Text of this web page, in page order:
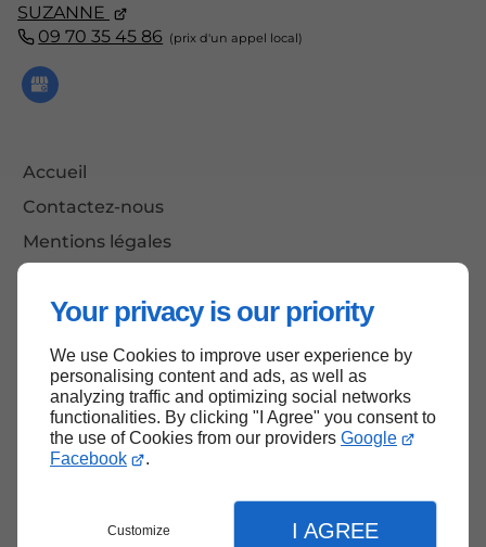
Your privacy is our priority
We use Cookies to improve user experience by
personalising content and ads, as well as
analyzing traffic and optimizing social networks
functionalities. By clicking "I Agree" you consent to
the use of Cookies from our providers Google
Facebook
.
Customize I AGREE
SUZANNE
09 70 35 45 86
Accueil
Contactez-nous
Mentions légales
Haut de page